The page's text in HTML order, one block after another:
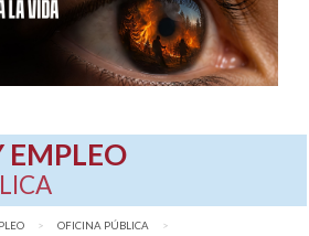
EMPLEO
OFICINA PÚBLICA